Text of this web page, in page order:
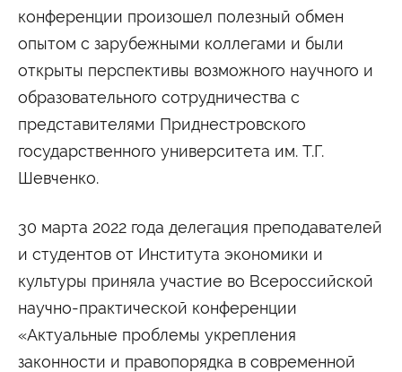
конференции произошел полезный обмен
опытом с зарубежными коллегами и были
открыты перспективы возможного научного и
образовательного сотрудничества с
представителями Приднестровского
государственного университета им. Т.Г.
Шевченко.
30 марта 2022 года делегация преподавателей
и студентов от Института экономики и
культуры приняла участие во Всероссийской
научно-практической конференции
«Актуальные проблемы укрепления
законности и правопорядка в современной